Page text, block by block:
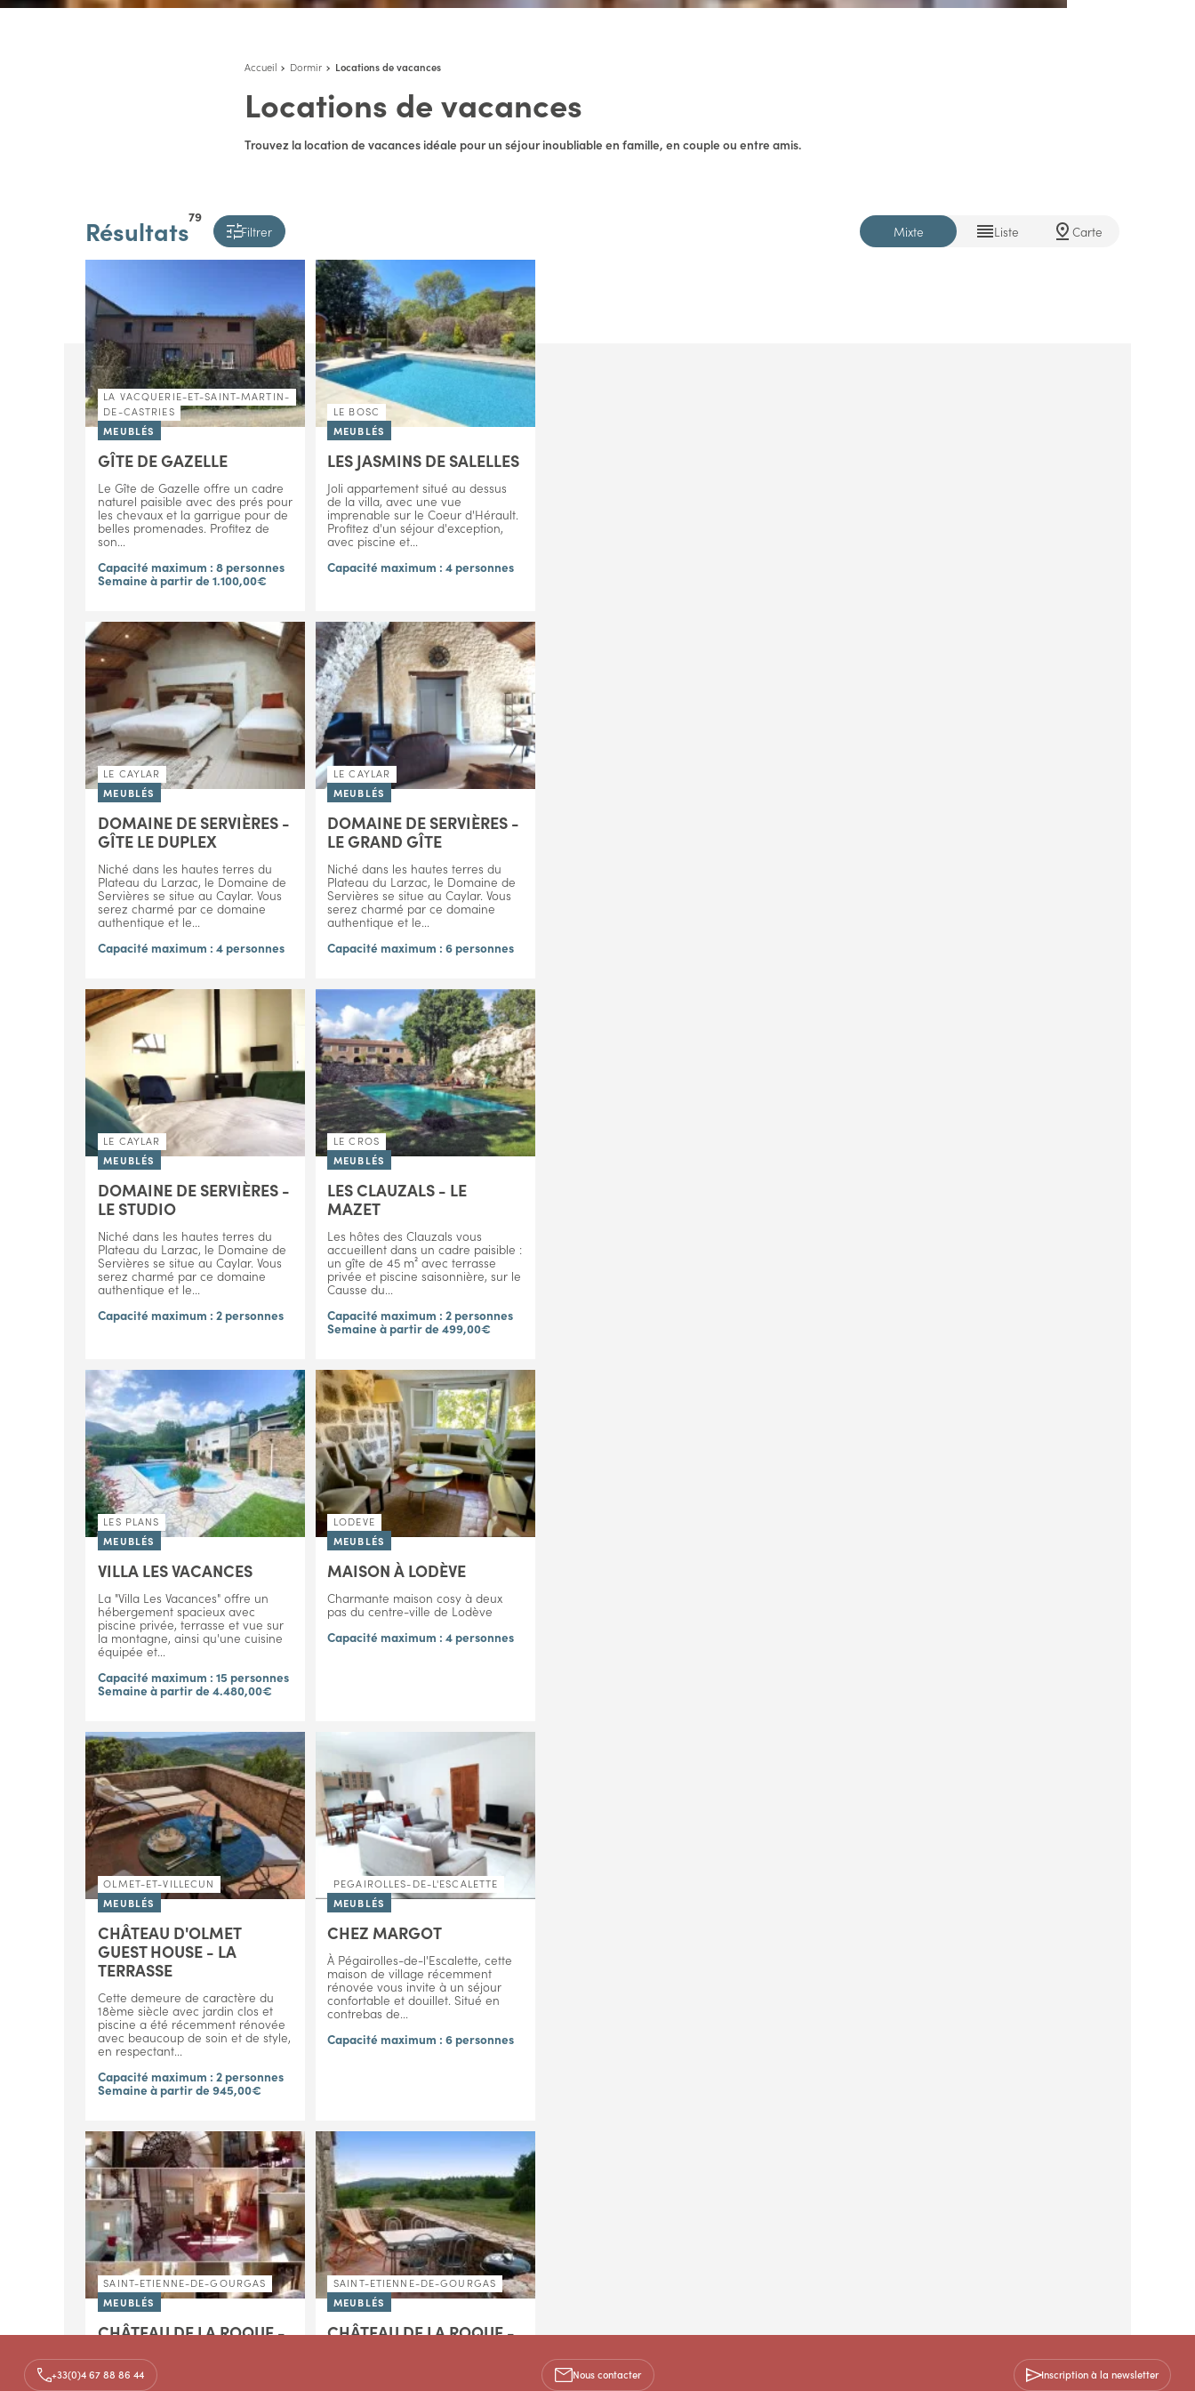
Accueil Dormir Locations de vacances
Locations de vacances
Trouvez la location de vacances idéale pour un séjour inoubliable en famille, en couple ou entre amis.
79
Résultats Filtrer Mixte Liste Carte
LA VACQUERIE-ET-SAINT-MARTIN-
DE-CASTRIES
MEUBLÉS
GÎTE DE GAZELLE
Le Gîte de Gazelle offre un cadre
naturel paisible avec des prés pour
les chevaux et la garrigue pour de
belles promenades. Profitez de
son...
Capacité maximum : 8 personnes
Semaine à partir de 1.100,00€
LE BOSC
MEUBLÉS
LES JASMINS DE SALELLES
Joli appartement situé au dessus
de la villa, avec une vue
imprenable sur le Coeur d'Hérault.
Profitez d'un séjour d'exception,
avec piscine et...
Capacité maximum : 4 personnes
LE CAYLAR
MEUBLÉS
DOMAINE DE SERVIÈRES -
GÎTE LE DUPLEX
Niché dans les hautes terres du
Plateau du Larzac, le Domaine de
Servières se situe au Caylar. Vous
serez charmé par ce domaine
authentique et le...
Capacité maximum : 4 personnes
LE CAYLAR
MEUBLÉS
DOMAINE DE SERVIÈRES -
LE GRAND GÎTE
Niché dans les hautes terres du
Plateau du Larzac, le Domaine de
Servières se situe au Caylar. Vous
serez charmé par ce domaine
authentique et le...
Capacité maximum : 6 personnes
LE CAYLAR
MEUBLÉS
DOMAINE DE SERVIÈRES -
LE STUDIO
Niché dans les hautes terres du
Plateau du Larzac, le Domaine de
Servières se situe au Caylar. Vous
serez charmé par ce domaine
authentique et le...
Capacité maximum : 2 personnes
LE CROS
MEUBLÉS
LES CLAUZALS - LE
MAZET
Les hôtes des Clauzals vous
accueillent dans un cadre paisible :
un gîte de 45 m² avec terrasse
privée et piscine saisonnière, sur le
Causse du...
Capacité maximum : 2 personnes
Semaine à partir de 499,00€
LES PLANS
MEUBLÉS
VILLA LES VACANCES
La "Villa Les Vacances" offre un
hébergement spacieux avec
piscine privée, terrasse et vue sur
la montagne, ainsi qu'une cuisine
équipée et...
Capacité maximum : 15 personnes
Semaine à partir de 4.480,00€
LODEVE
MEUBLÉS
MAISON À LODÈVE
Charmante maison cosy à deux
pas du centre-ville de Lodève
Capacité maximum : 4 personnes
OLMET-ET-VILLECUN
MEUBLÉS
CHÂTEAU D'OLMET
GUEST HOUSE - LA
TERRASSE
Cette demeure de caractère du
18ème siècle avec jardin clos et
piscine a été récemment rénovée
avec beaucoup de soin et de style,
en respectant...
Capacité maximum : 2 personnes
Semaine à partir de 945,00€
PEGAIROLLES-DE-L'ESCALETTE
MEUBLÉS
CHEZ MARGOT
À Pégairolles-de-l'Escalette, cette
maison de village récemment
rénovée vous invite à un séjour
confortable et douillet. Situé en
contrebas de...
Capacité maximum : 6 personnes
SAINT-ETIENNE-DE-GOURGAS
MEUBLÉS
CHÂTEAU DE LA ROQUE -
Ce gîte duplex de 90 m2 avec
SAINT-ETIENNE-DE-GOURGAS
MEUBLÉS
CHÂTEAU DE LA ROQUE -
+33(0)4 67 88 86 44 Nous contacter Inscription à la newsletter